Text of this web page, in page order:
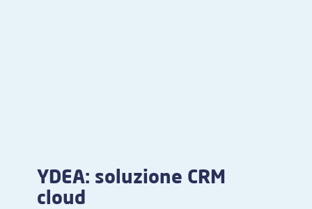
YDEA: soluzione CRM
cloud